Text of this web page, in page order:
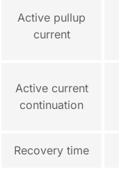
Active pullup
current
Active current
continuation
Recovery time